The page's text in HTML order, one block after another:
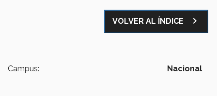
VOLVER AL ÍNDICE navigate_next
Campus: Nacional